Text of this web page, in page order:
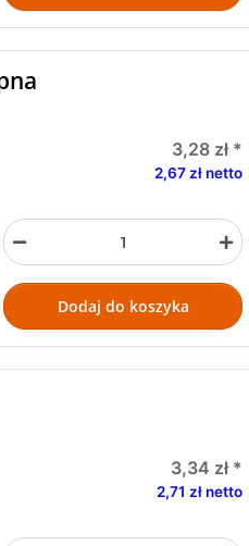
3,28 zł *
2,67 zł netto
Dodaj do koszyka
3,34 zł *
2,71 zł netto